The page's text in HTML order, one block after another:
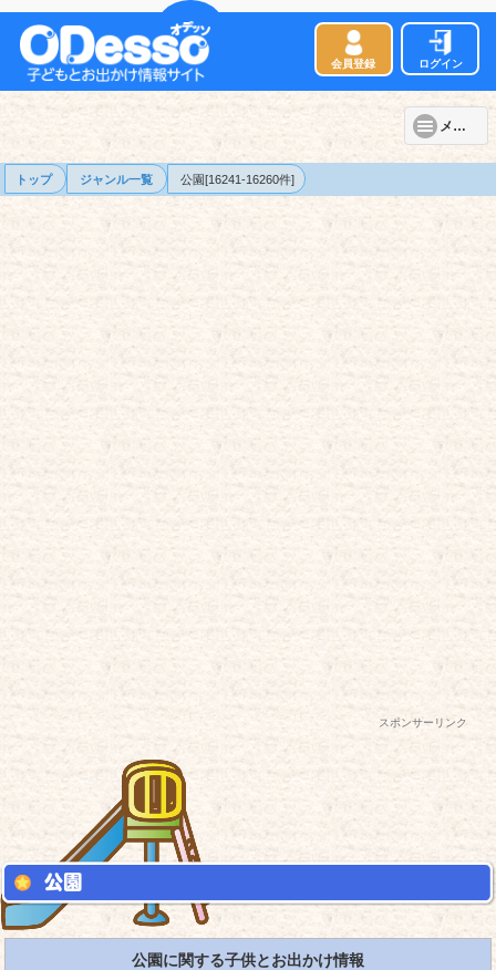
会員登録 ログイン
メニュー
トップ ジャンル一覧 公園[16241-16260件]
スポンサーリンク
公園に関する子供とお出かけ情報